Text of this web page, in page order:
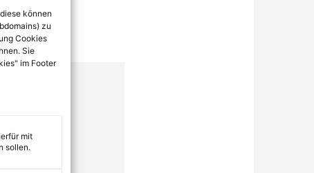
können
zu
Cookies
Sie
im Footer
mit
sollen.